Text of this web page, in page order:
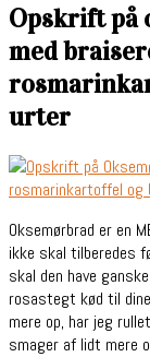
Opskrift på
med
urter
Oksemørbrad er en
ikke skal tilberedes
skal den have
rosastegt kød til
mere op, har jeg
smager af lidt mere